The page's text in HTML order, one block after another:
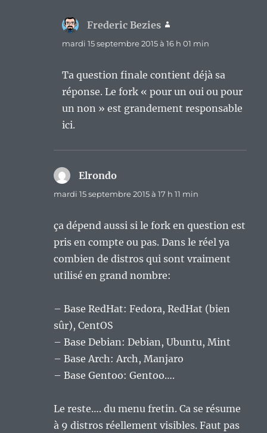
Frederic Bezies
mardi 15 septembre 2015 à 16 h 01 min
Ta question finale contient déjà sa
réponse. Le fork « pour un oui ou pour
un non » est grandement responsable
ici.
Elrondo
mardi 15 septembre 2015 à 17 h 11 min
ça dépend aussi si le fork en question est
pris en compte ou pas. Dans le réel ya
combien de distros qui sont vraiment
utilisé en grand nombre:
– Base RedHat: Fedora, RedHat (bien
sûr), CentOS
– Base Debian: Debian, Ubuntu, Mint
– Base Arch: Arch, Manjaro
– Base Gentoo: Gentoo….
Le reste…. du menu fretin. Ca se résume
à 9 distros réellement visibles. Faut pas